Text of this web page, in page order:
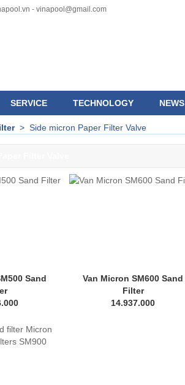
- vinapool@gmail.com
SERVICE TECHNOLOGY NEWS
> Side micron Paper Filter Valve
Sand
Van Micron SM600 Sand
Filter
14.937.000